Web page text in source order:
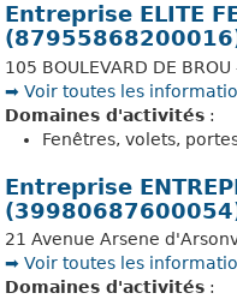
Entreprise ELITE
105 BOULEVARD DE
➡️ Voir toutes les
Domaines d'activités :
Fenêtres, volets,
Entreprise
21 Avenue Arsene
➡️ Voir toutes les
Domaines d'activités :